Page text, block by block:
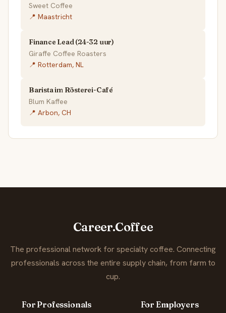
Sweet Coffee
📍 Maastricht
Finance Lead (24-32 uur)
Giraffe Coffee Roasters
📍 Rotterdam, NL
Barista im Rösterei-Café
Blum Kaffee
📍 Arbon, CH
Career.Coffee
The professional network for specialty coffee. Connecting
professionals across the entire supply chain, from farm to
cup.
For Professionals For Employers